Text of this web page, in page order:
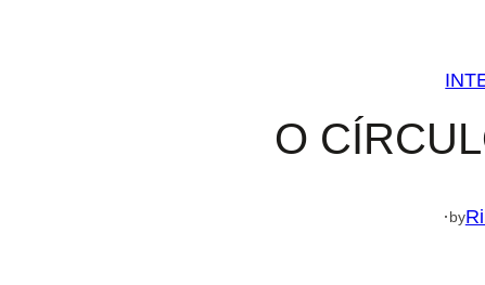
O
·by